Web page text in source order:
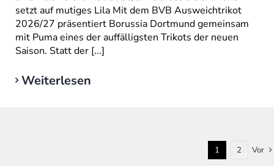
setzt auf mutiges Lila Mit dem BVB Ausweichtrikot
2026/27 präsentiert Borussia Dortmund gemeinsam
mit Puma eines der auffälligsten Trikots der neuen
Saison. Statt der [...]
Weiterlesen
1 2 Vor